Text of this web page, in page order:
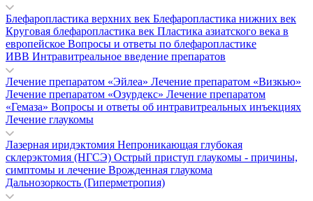
Блефаропластика верхних век Блефаропластика нижних век
Круговая блефаропластика век Пластика азиатского века в
европейское Вопросы и ответы по блефаропластике
ИВВ Интравитреальное введение препаратов
Лечение препаратом «Эйлеа» Лечение препаратом «Визкью»
Лечение препаратом «Озурдекс» Лечение препаратом
«Гемаза» Вопросы и ответы об интравитреальных инъекциях
Лечение глаукомы
Лазерная иридэктомия Непроникающая глубокая
склерэктомия (НГСЭ) Острый приступ глаукомы - причины,
симптомы и лечение Врожденная глаукома
Дальнозоркость (Гиперметропия)